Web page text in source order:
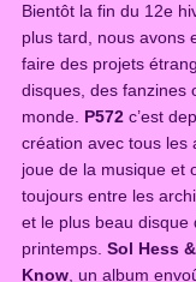
r
2
0
1
6
(
F
a
n
z
Bientôt la fin du 12e
plus tard, nous avons
faire des projets
disques, des fanzines
monde. P572 c’est
création avec tous les
joue de la musique et
toujours entre les
et le plus beau disque
printemps. Sol Hess
Know , un album